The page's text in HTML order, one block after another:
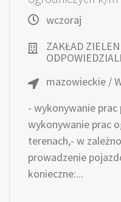
wczoraj
ZAKŁAD
mazowieckie /
- wykonywanie
wykonywanie prac
terenach,- w
prowadzenie
konieczne:...